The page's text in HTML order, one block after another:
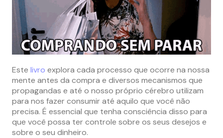
Este livro explora cada processo que ocorre na nossa
mente antes da compra e diversos mecanismos que
propagandas e até o nosso próprio cérebro utilizam
para nos fazer consumir até aquilo que você não
precisa. É essencial que tenha consciência disso para
que você possa ter controle sobre os seus desejos e
sobre o seu dinheiro.